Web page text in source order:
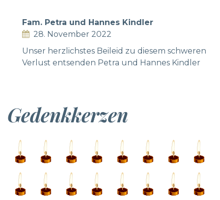
Fam. Petra und Hannes Kindler
28. November 2022
Unser herzlichstes Beileid zu diesem schweren
Verlust entsenden Petra und Hannes Kindler
Gedenkkerzen